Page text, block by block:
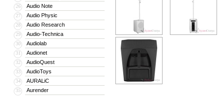
26 Audio Note
27 Audio Physic
28 Audio Research
29 Audio-Technica
30 Audiolab
31 Audionet
32 AudioQuest
33 AudioToys
34 AURALiC
35 Aurender